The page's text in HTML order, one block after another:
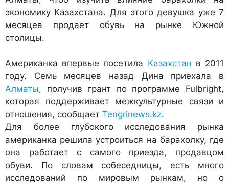
экономику Казахстана. Для этого девушка уже 7
месяцев продает обувь на рынке Южной
столицы.
Американка впервые посетила Казахстан в 2011
году. Семь месяцев назад Дина приехала в
Алматы, получив грант по программе Fulbright,
которая поддерживает межкультурные связи и
отношения, сообщает Tengrinews.kz.
Для более глубокого исследования рынка
американка решила устроиться на барахолку, где
она работает с самого приезда, продавцом
обуви. По словам собеседницы, есть много
исследований по мировым рынкам, но о